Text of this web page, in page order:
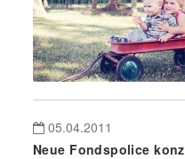
05.04.2011
Neue Fondspolice